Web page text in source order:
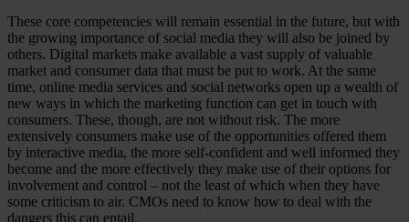
These core competencies will remain essential in the future, but with
the growing importance of social media they will also be joined by
others. Digital markets make available a vast supply of valuable
market and consumer data that must be put to work. At the same
time, online media services and social networks open up a wealth of
new ways in which the marketing function can get in touch with
consumers. These, though, are not without risk. The more
extensively consumers make use of the opportunities offered them
by interactive media, the more self-confident and well informed they
become and the more effectively they make use of their options for
involvement and control – not the least of which when they have
some criticism to air. CMOs need to know how to deal with the
dangers this can entail.